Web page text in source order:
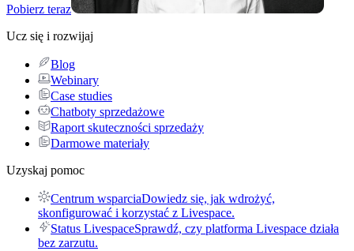
Pobierz teraz
Ucz się i rozwijaj
Blog
Webinary
Case studies
Chatboty sprzedażowe
Raport skuteczności sprzedaży
Darmowe materiały
Uzyskaj pomoc
Centrum wsparciaDowiedz się, jak wdrożyć,
skonfigurować i korzystać z Livespace.
Status LivespaceSprawdź, czy platforma Livespace działa
bez zarzutu.